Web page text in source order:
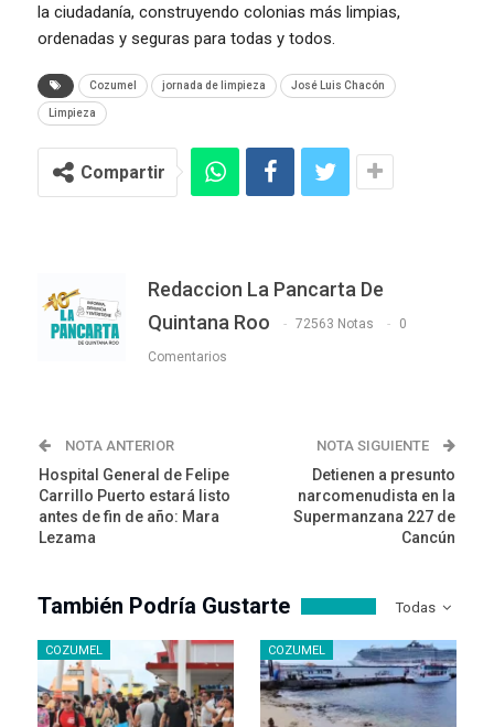
la ciudadanía, construyendo colonias más limpias,
ordenadas y seguras para todas y todos.
Cozumel jornada de limpieza José Luis Chacón
Limpieza
Compartir
Redaccion La Pancarta De
Quintana Roo
72563 Notas 0
Comentarios
NOTA ANTERIOR
Hospital General de Felipe
Carrillo Puerto estará listo
antes de fin de año: Mara
Lezama
NOTA SIGUIENTE
Detienen a presunto
narcomenudista en la
Supermanzana 227 de
Cancún
Todas
También Podría Gustarte
COZUMEL COZUMEL